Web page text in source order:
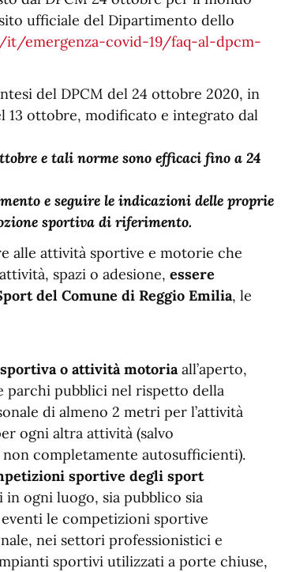
ufficiale del Dipartimento dello
emergenza-covid-19/faq-al-dpcm-
del DPCM del 24 ottobre 2020, in
13 ottobre, modificato e integrato dal
e tali norme sono efficaci fino a 24
e seguire le indicazioni delle proprie
sportiva di riferimento.
alle attività sportive e motorie che
spazi o adesione, essere
del Comune di Reggio Emilia, le
o attività motoriaall’aperto,
parchi pubblici nel rispetto della
di almeno 2 metri per l’attività
ogni altra attività (salvo
completamente autosufficienti).
sportive degli sport
in ogni luogo, sia pubblico sia
le competizioni sportive
nei settori professionistici e
sportivi utilizzati a porte chiuse,